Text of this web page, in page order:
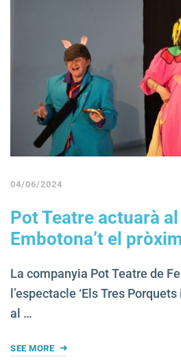
04/06/2024
Pot Teatre actuarà al
Embotona’t el
La companyia Pot Teatre de
l’espectacle ‘Els Tres
al …
SEE MORE